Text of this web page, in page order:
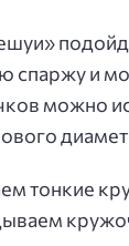
спаржу и
можно
тонкие